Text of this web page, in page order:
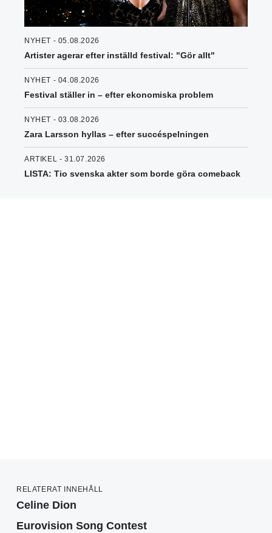
NYHET - 05.08.2026
Artister agerar efter inställd festival: "Gör allt"
NYHET - 04.08.2026
Festival ställer in – efter ekonomiska problem
NYHET - 03.08.2026
Zara Larsson hyllas – efter succéspelningen
ARTIKEL - 31.07.2026
LISTA: Tio svenska akter som borde göra comeback
RELATERAT INNEHÅLL
Celine Dion
Eurovision Song Contest